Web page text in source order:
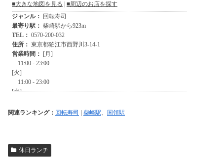
関連ランキング： 回転寿司 柴崎駅、 国領駅
休日ランチ